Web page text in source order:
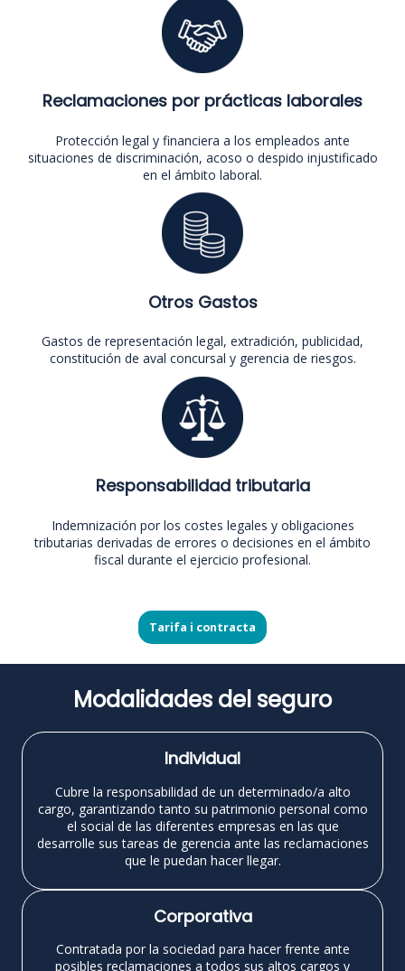
Reclamaciones por prácticas laborales
Protección legal y financiera a los empleados ante
situaciones de discriminación, acoso o despido injustificado
en el ámbito laboral.
Otros Gastos
Gastos de representación legal, extradición, publicidad,
constitución de aval concursal y gerencia de riesgos.
Responsabilidad tributaria
Indemnización por los costes legales y obligaciones
tributarias derivadas de errores o decisiones en el ámbito
fiscal durante el ejercicio profesional.
Tarifa i contracta
Modalidades del seguro
Individual
Cubre la responsabilidad de un determinado/a alto
cargo, garantizando tanto su patrimonio personal como
el social de las diferentes empresas en las que
desarrolle sus tareas de gerencia ante las reclamaciones
que le puedan hacer llegar.
Corporativa
Contratada por la sociedad para hacer frente ante
posibles reclamaciones a todos sus altos cargos y